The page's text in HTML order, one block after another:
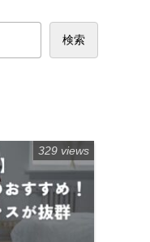
検索
329 views